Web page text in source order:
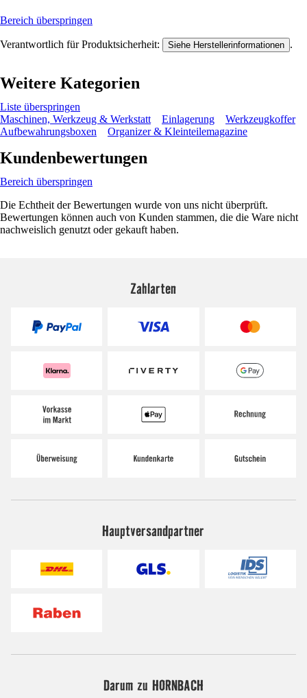
Bereich überspringen
Verantwortlich für Produktsicherheit: Siehe Herstellerinformationen .
Weitere Kategorien
Liste überspringen
Maschinen, Werkzeug & Werkstatt
Einlagerung
Werkzeugkoffer
Aufbewahrungsboxen
Organizer & Kleinteilemagazine
Kundenbewertungen
Bereich überspringen
Die Echtheit der Bewertungen wurde von uns nicht überprüft.
Bewertungen können auch von Kunden stammen, die die Ware nicht
nachweislich genutzt oder gekauft haben.
Zahlarten
Hauptversandpartner
Darum zu HORNBACH